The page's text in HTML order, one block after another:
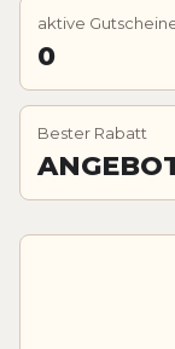
aktive
0
Bester Rabatt